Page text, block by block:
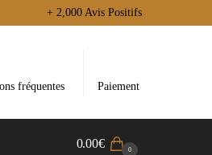
+ 2,000 Avis Positifs
fréquentes Paiement
0.00€ 0